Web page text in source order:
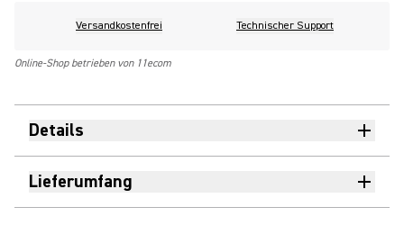
Versandkostenfrei Technischer Support
Online-Shop betrieben von 11ecom
Details
Lieferumfang